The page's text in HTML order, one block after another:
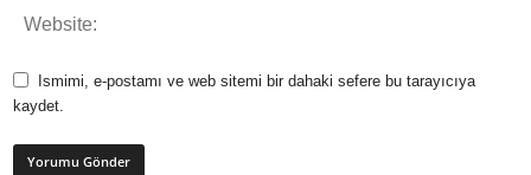
Ismimi, e-postamı ve web sitemi bir dahaki sefere bu tarayıcıya
kaydet.